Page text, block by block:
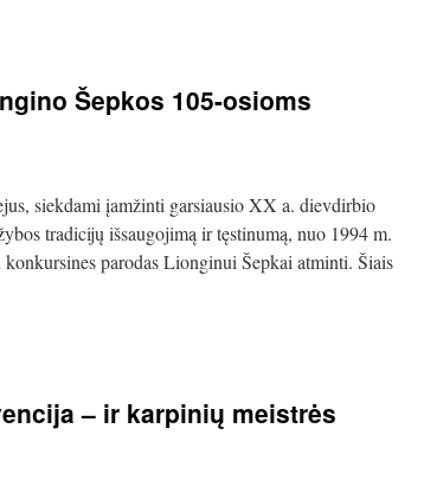
Šepkos 105-osioms
siek­dami įamžinti gar­siau­sio XX a. diev­dir­bio
tra­di­cijų išsau­go­jimą ir tęs­ti­numą, nuo 1994 m.
paro­das Lion­gi­nui Šepkai atminti. Šiais
– ir karpinių meistrės